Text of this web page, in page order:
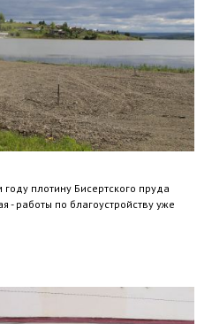
плотину Бисертского пруда
- работы по благоустройству уже